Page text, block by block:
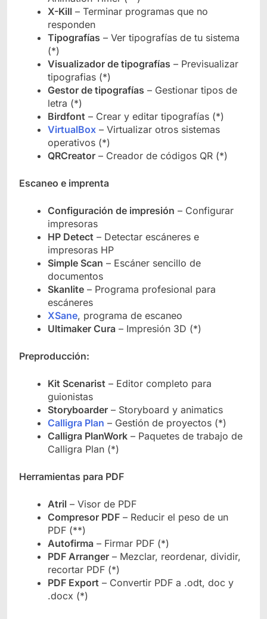
X-Kill – Terminar programas que no
responden
Tipografías – Ver tipografías de tu sistema
(*)
Visualizador de tipografías – Previsualizar
tipografias (*)
Gestor de tipografías – Gestionar tipos de
letra (*)
Birdfont – Crear y editar tipografías (*)
VirtualBox – Virtualizar otros sistemas
operativos (*)
QRCreator – Creador de códigos QR (*)
Escaneo e imprenta
Configuración de impresión – Configurar
impresoras
HP Detect – Detectar escáneres e
impresoras HP
Simple Scan – Escáner sencillo de
documentos
Skanlite – Programa profesional para
escáneres
XSane, programa de escaneo
Ultimaker Cura – Impresión 3D (*)
Preproducción:
Kit Scenarist – Editor completo para
guionistas
Storyboarder – Storyboard y animatics
Calligra Plan – Gestión de proyectos (*)
Calligra PlanWork – Paquetes de trabajo de
Calligra Plan (*)
Herramientas para PDF
Atril – Visor de PDF
Compresor PDF – Reducir el peso de un
PDF (**)
Autofirma – Firmar PDF (*)
PDF Arranger – Mezclar, reordenar, dividir,
recortar PDF (*)
PDF Export – Convertir PDF a .odt, doc y
.docx (*)